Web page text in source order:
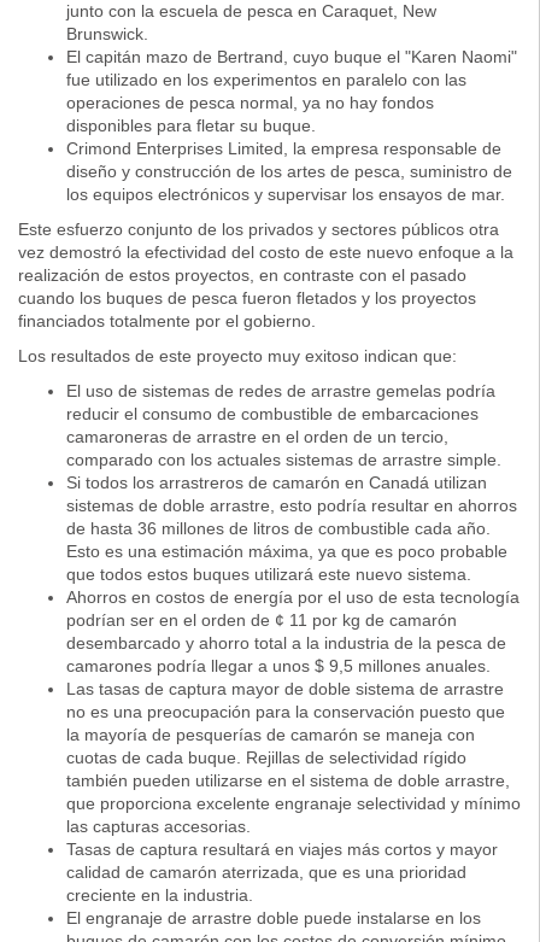
junto con la escuela de pesca en Caraquet, New
Brunswick.
El capitán mazo de Bertrand, cuyo buque el "Karen Naomi"
fue utilizado en los experimentos en paralelo con las
operaciones de pesca normal, ya no hay fondos
disponibles para fletar su buque.
Crimond Enterprises Limited, la empresa responsable de
diseño y construcción de los artes de pesca, suministro de
los equipos electrónicos y supervisar los ensayos de mar.
Este esfuerzo conjunto de los privados y sectores públicos otra
vez demostró la efectividad del costo de este nuevo enfoque a la
realización de estos proyectos, en contraste con el pasado
cuando los buques de pesca fueron fletados y los proyectos
financiados totalmente por el gobierno.
Los resultados de este proyecto muy exitoso indican que:
El uso de sistemas de redes de arrastre gemelas podría
reducir el consumo de combustible de embarcaciones
camaroneras de arrastre en el orden de un tercio,
comparado con los actuales sistemas de arrastre simple.
Si todos los arrastreros de camarón en Canadá utilizan
sistemas de doble arrastre, esto podría resultar en ahorros
de hasta 36 millones de litros de combustible cada año.
Esto es una estimación máxima, ya que es poco probable
que todos estos buques utilizará este nuevo sistema.
Ahorros en costos de energía por el uso de esta tecnología
podrían ser en el orden de ¢ 11 por kg de camarón
desembarcado y ahorro total a la industria de la pesca de
camarones podría llegar a unos $ 9,5 millones anuales.
Las tasas de captura mayor de doble sistema de arrastre
no es una preocupación para la conservación puesto que
la mayoría de pesquerías de camarón se maneja con
cuotas de cada buque. Rejillas de selectividad rígido
también pueden utilizarse en el sistema de doble arrastre,
que proporciona excelente engranaje selectividad y mínimo
las capturas accesorias.
Tasas de captura resultará en viajes más cortos y mayor
calidad de camarón aterrizada, que es una prioridad
creciente en la industria.
El engranaje de arrastre doble puede instalarse en los